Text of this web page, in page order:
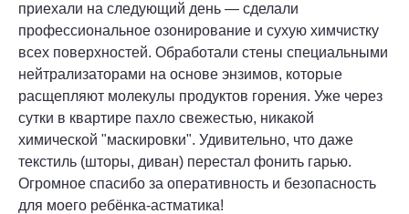
приехали на следующий день — сделали
профессиональное озонирование и сухую химчистку
всех поверхностей. Обработали стены специальными
нейтрализаторами на основе энзимов, которые
расщепляют молекулы продуктов горения. Уже через
сутки в квартире пахло свежестью, никакой
химической "маскировки". Удивительно, что даже
текстиль (шторы, диван) перестал фонить гарью.
Огромное спасибо за оперативность и безопасность
для моего ребёнка-астматика!